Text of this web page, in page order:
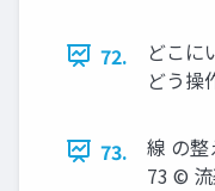
72.
どこに
どう操
73.
線 の整
73 ©